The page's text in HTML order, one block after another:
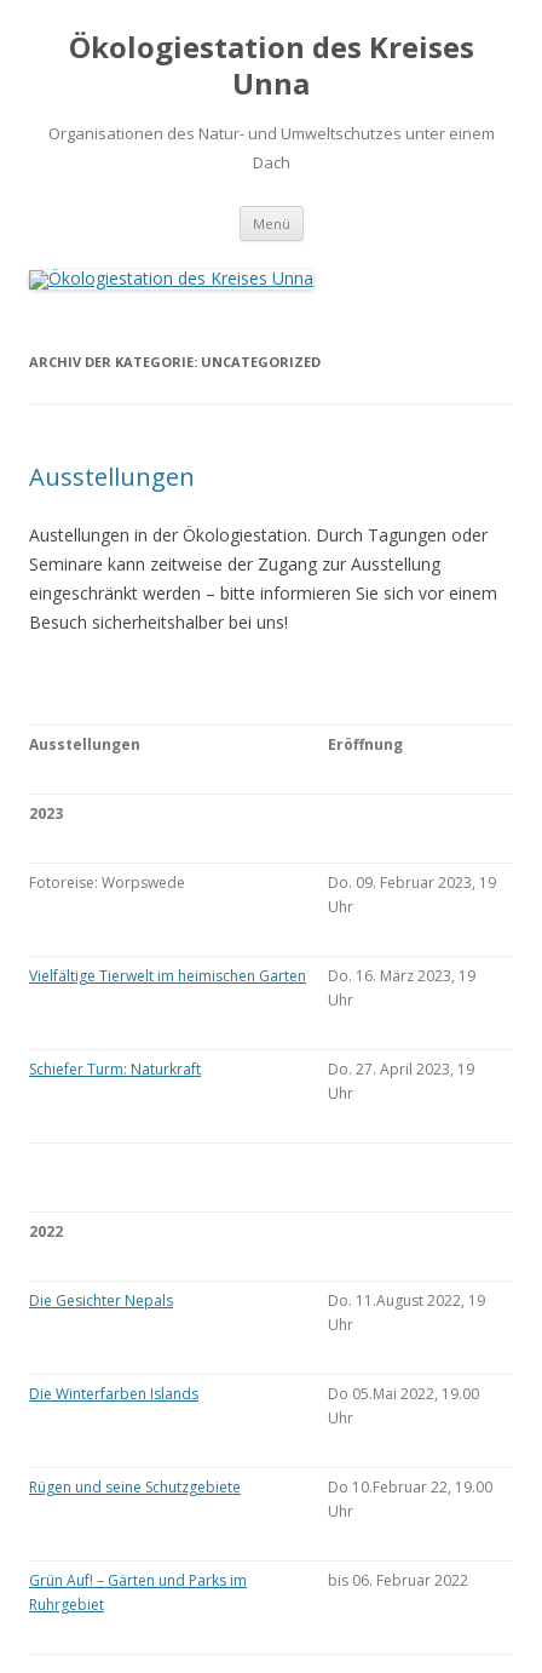
Ökologiestation des Kreises
Unna
Organisationen des Natur- und Umweltschutzes unter einem
Dach
Menü Zum
springen
ARCHIV DER KATEGORIE: UNCATEGORIZED
Ausstellungen
Austellungen in der Ökologiestation. Durch Tagungen oder
Seminare kann zeitweise der Zugang zur Ausstellung
eingeschränkt werden – bitte informieren Sie sich vor einem
Besuch sicherheitshalber bei uns!
Ausstellungen Eröffnung
2023
Fotoreise: Worpswede
Do. 09. Februar 2023, 19
Uhr
Vielfältige Tierwelt im heimischen Garten
Do. 16. März 2023, 19
Uhr
Schiefer Turm: Naturkraft
Do. 27. April 2023, 19
Uhr
2022
Die Gesichter Nepals
Do. 11.August 2022, 19
Uhr
Die Winterfarben Islands
Do 05.Mai 2022, 19.00
Uhr
Rügen und seine Schutzgebiete
Do 10.Februar 22, 19.00
Uhr
Grün Auf! – Gärten und Parks im
Ruhrgebiet
bis 06. Februar 2022